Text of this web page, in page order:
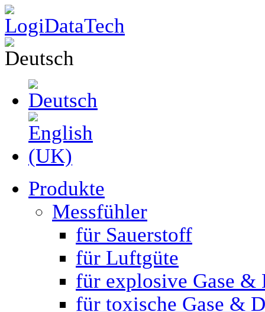
Produkte
Messfühler
für Sauerstoff
für Luftgüte
für explosive Gase &
für toxische Gase &